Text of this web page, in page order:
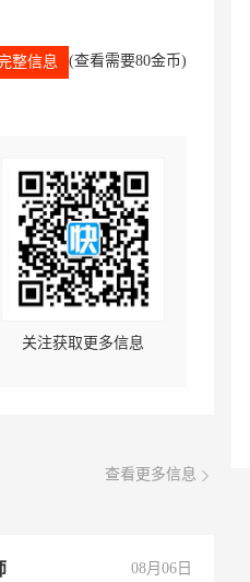
整信息 (查看需要80金币)
关注获取更多信息
查看更多信息
08月06日